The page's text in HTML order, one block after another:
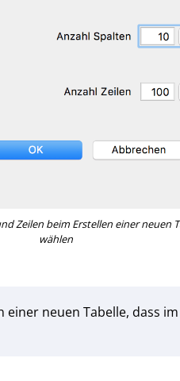
Zeilen beim Erstellen einer neuen
wählen
einer neuen Tabelle, dass